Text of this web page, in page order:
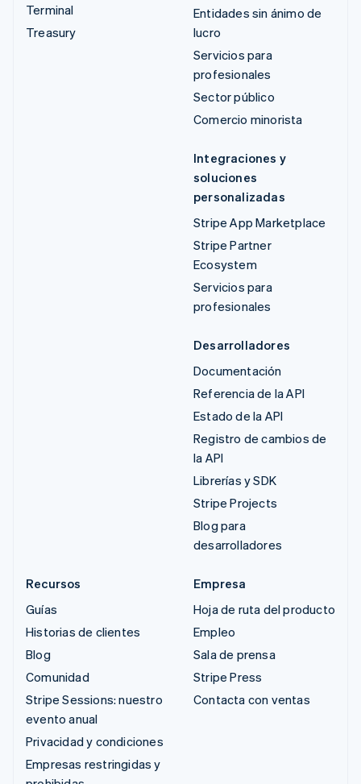
Terminal
Treasury
Entidades sin ánimo de
lucro
Servicios para
profesionales
Sector público
Comercio minorista
Integraciones y
soluciones
personalizadas
Stripe App Marketplace
Stripe Partner
Ecosystem
Servicios para
profesionales
Desarrolladores
Documentación
Referencia de la API
Estado de la API
Registro de cambios de
la API
Librerías y SDK
Stripe Projects
Blog para
desarrolladores
Recursos
Guías
Historias de clientes
Blog
Comunidad
Stripe Sessions: nuestro
evento anual
Privacidad y condiciones
Empresas restringidas y
Empresa
Hoja de ruta del producto
Empleo
Sala de prensa
Stripe Press
Contacta con ventas